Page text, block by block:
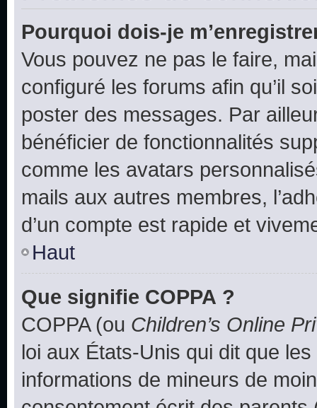
Pourquoi dois-je
Vous pouvez ne pas le faire,
configuré les forums afin qu’il
poster des messages. Par
bénéficier de fonctionnalités
comme les avatars
mails aux autres membres,
d’un compte est rapide et
Haut
Que signifie COPPA ?
COPPA (ou Children’s Online
loi aux États-Unis qui dit que
informations de mineurs de